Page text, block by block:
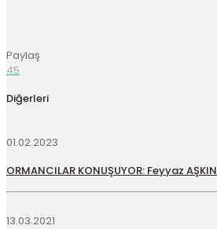
Paylaş
45
Diğerleri
01.02.2023
ORMANCILAR KONUŞUYOR: Feyyaz AŞKIN
13.03.2021